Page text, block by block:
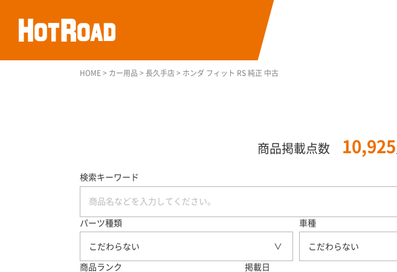
HOME > カー用品 > 長久手店 > ホンダ フィット RS 純正 中古
商品掲載点数 10,925
検索キーワード
パーツ種類
こだわらない
車種
こだわらない
商品ランク 掲載日